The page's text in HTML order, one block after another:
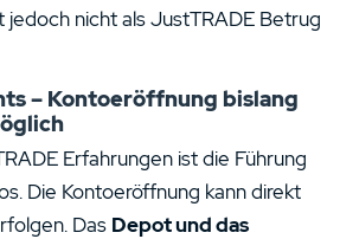
jedoch nicht als JustTRADE Betrug
– Kontoeröffnung bislang
Erfahrungen ist die Führung
Die Kontoeröffnung kann direkt
Das Depot und das